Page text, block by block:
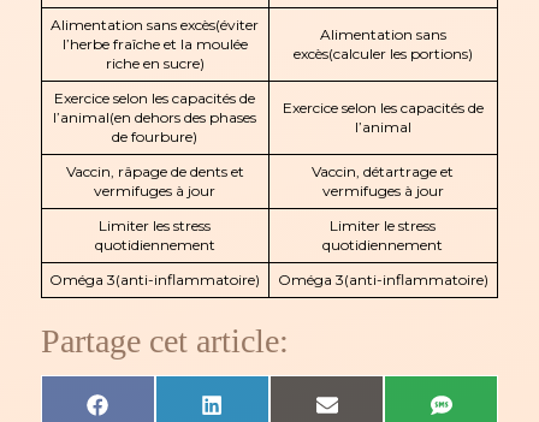
Alimentation sans excès(éviter
l’herbe fraîche et la moulée
riche en sucre)
Alimentation sans
excès(calculer les portions)
Exercice selon les capacités de
l’animal(en dehors des phases
de fourbure)
Exercice selon les capacités de
l’animal
Vaccin, râpage de dents et
vermifuges à jour
Vaccin, détartrage et
vermifuges à jour
Limiter les stress
quotidiennement
Limiter le stress
quotidiennement
Oméga 3(anti-inflammatoire)
Oméga 3(anti-inflammatoire)
Partage cet article:
Share
Facebook
Share
LinkedIn
Share
Email
Share
SMS